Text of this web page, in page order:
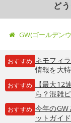
ど
GW(ゴールデン
おすすめ ネモフィラ
情報を大
おすすめ
【最大12
ら？混雑
おすすめ 今年の
ットガイド